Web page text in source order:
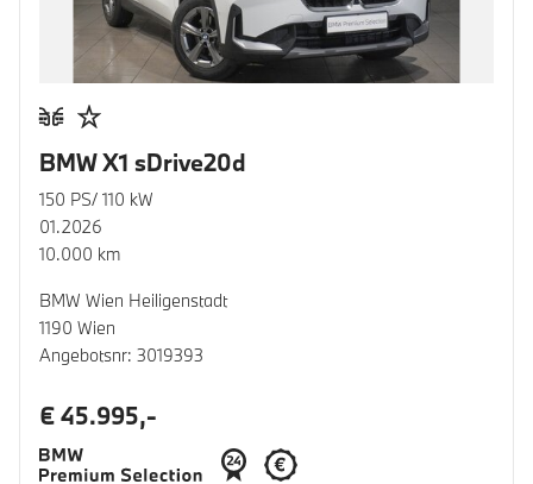
BMW X1 sDrive20d
150 PS/ 110 kW
01.2026
10.000 km
BMW Wien Heiligenstadt
1190 Wien
Angebotsnr: 3019393
€ 45.995,-